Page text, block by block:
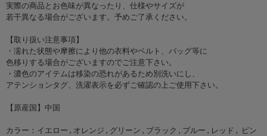
実際の商品とお色味が異なったり、仕様やサイズが
若干異なる場合がございます。予めご了承ください。
【取り扱い注意事項】
・濡れた状態や摩擦により他の衣料やベルト、バッグ等に
色移りする場合がございますのでご注意下さい。
・濃色のアイテムは移染の恐れがあるため別洗いにし、
アテンションタグ、洗濯表示を必ずご確認の上ご使用下さい。
【原産国】中国
カラー：イエロー , オレンジ , グリーン , ブラック , ブルー , レッド , ピン